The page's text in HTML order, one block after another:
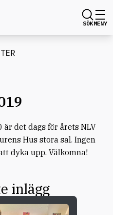
SÖKMENY
är det dags för årets NLV
Hus stora sal. Ingen
dyka upp. Välkomna!
inlägg